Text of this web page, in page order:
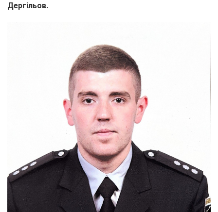
Дергільов.